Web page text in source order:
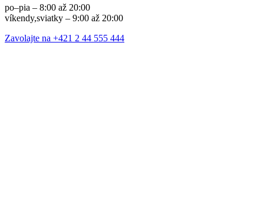
po–pia – 8:00 až 20:00
víkendy,sviatky – 9:00 až 20:00
Zavolajte na +421 2 44 555 444